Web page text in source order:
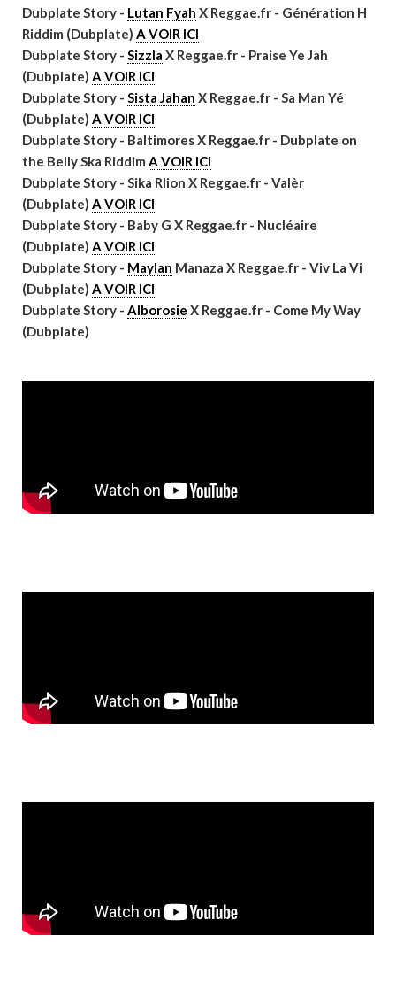
Dubplate Story - Lutan Fyah X Reggae.fr - Génération H
Riddim (Dubplate) A VOIR ICI
Dubplate Story - Sizzla X Reggae.fr - Praise Ye Jah
(Dubplate) A VOIR ICI
Dubplate Story - Sista Jahan X Reggae.fr - Sa Man Yé
(Dubplate) A VOIR ICI
Dubplate Story - Baltimores X Reggae.fr - Dubplate on
the Belly Ska Riddim A VOIR ICI
Dubplate Story - Sika Rlion X Reggae.fr - Valèr
(Dubplate) A VOIR ICI
Dubplate Story - Baby G X Reggae.fr - Nucléaire
(Dubplate) A VOIR ICI
Dubplate Story - Maylan Manaza X Reggae.fr - Viv La Vi
(Dubplate) A VOIR ICI
Dubplate Story - Alborosie X Reggae.fr - Come My Way
(Dubplate)